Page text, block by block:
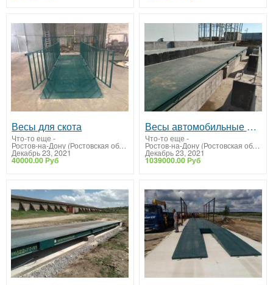
Весы для скота
Что-то еще -
Ростов-на-Дону (Ростовская область)
Декабрь 23, 2021
40000.00 Руб
Весы автомобильные 80 тонн ВА-СХТ-80
Что-то еще -
Ростов-на-Дону (Ростовская область)
Декабрь 23, 2021
1039000.00 Руб